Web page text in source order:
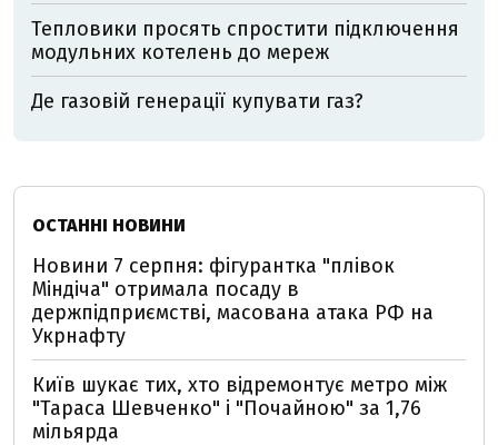
Тепловики просять спростити підключення
модульних котелень до мереж
Де газовій генерації купувати газ?
ОСТАННІ НОВИНИ
Новини 7 серпня: фігурантка "плівок
Міндіча" отримала посаду в
держпідприємстві, масована атака РФ на
Укрнафту
Київ шукає тих, хто відремонтує метро між
"Тараса Шевченко" і "Почайною" за 1,76
мільярда